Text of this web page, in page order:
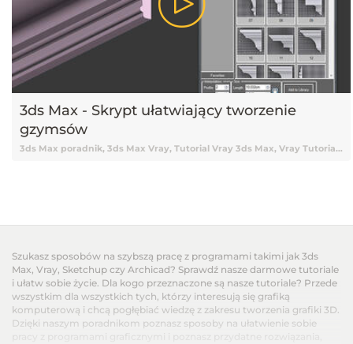
3ds Max - Skrypt ułatwiający tworzenie
gzymsów
3ds Max poradnik, 3ds Max Vray, Tutorial Vray 3ds Max, Vray Tutorial, Vray, Vray 3ds Max tutorial, Vray Tutorial 3ds Max, Tutorial 3ds Max, 3ds Max Tutorial, Tutorial 3ds Max Vray, Tutorial online 3ds Max, Tutorial 3ds Max online, Nauka 3ds Max, 3ds Max Nauka, 3ds Max od podstaw, Podstawy 3ds Max, 3ds Max podstawy, Vray, V-ray, Tutorial V-ray, Tutorial Vray online, Darmowy kurs 3ds Max, 3ds Max tutorial Vray, Tutorial, Tutoriale, Darmowy tutorial, Tutorial 3ds Max po polsku, Tutorial 3ds Max pl, 3ds Max tutorial polski, 3ds Max tutorial po polsku, 3ds Max tutorial pl, Tutorial 3ds Max polski, Poradnik, Skrypty, Skrypty 3ds Max, Pluginy 3ds Max, Plugin 3ds Max, 3ds Max Plugin, Wtyczka 3ds Max, Sweep profile 3ds Max, Gzymsy w 3ds Max, Modyfikator Sweep
Szukasz sposobów na szybszą pracę z programami takimi jak 3ds
Max, Vray, Sketchup czy Archicad? Sprawdź nasze darmowe tutoriale
i ułatw sobie życie. Dla kogo przeznaczone są nasze tutoriale? Przede
wszystkim dla wszystkich tych, którzy interesują się grafiką
komputerową i chcą pogłębiać wiedzę z zakresu tworzenia grafiki 3D.
Dzięki naszym poradnikom poznasz sposoby na ułatwienie sobie